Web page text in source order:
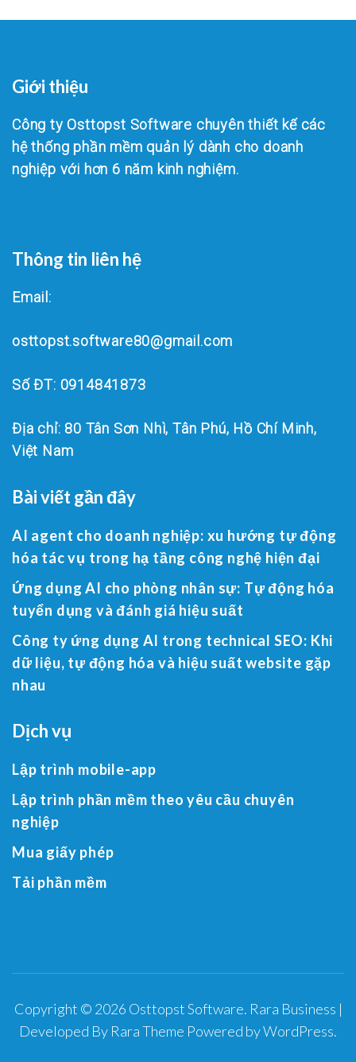
Giới thiệu
Công ty Osttopst Software chuyên thiết kế các
hệ thống phần mềm quản lý dành cho doanh
nghiệp với hơn 6 năm kinh nghiệm.
Thông tin liên hệ
Email:
osttopst.software80@gmail.com
Số ĐT: 0914841873
Địa chỉ: 80 Tân Sơn Nhì, Tân Phú, Hồ Chí Minh,
Việt Nam
Bài viết gần đây
AI agent cho doanh nghiệp: xu hướng tự động
hóa tác vụ trong hạ tầng công nghệ hiện đại
Ứng dụng AI cho phòng nhân sự: Tự động hóa
tuyển dụng và đánh giá hiệu suất
Công ty ứng dụng AI trong technical SEO: Khi
dữ liệu, tự động hóa và hiệu suất website gặp
nhau
Dịch vụ
Lập trình mobile-app
Lập trình phần mềm theo yêu cầu chuyên
nghiệp
Mua giấy phép
Tải phần mềm
Copyright © 2026 Osttopst Software. Rara Business |
Developed By Rara Theme Powered byWordPress.